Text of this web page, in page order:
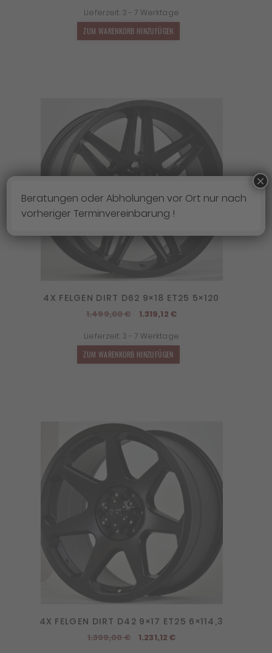
war:
1.399,00 €
ist:
Lieferzeit: 3 - 7 Werktage
ZUM WARENKORB HINZUFÜGEN
4X FELGEN DIRT D62 9×18 ET25 5×120
1.499,00€
Ursprünglicher
war:
1.499,00 €
1.319,12 €Aktueller
ist:
Lieferzeit: 3 - 7 Werktage
ZUM WARENKORB HINZUFÜGEN
4X FELGEN DIRT D42 9×17 ET25 6×114,3
1.399,00€
Ursprünglicher
1.231,12€Aktueller
Beratungen oder Abholungen vor Ort nur nach
vorheriger Terminvereinbarung !
×